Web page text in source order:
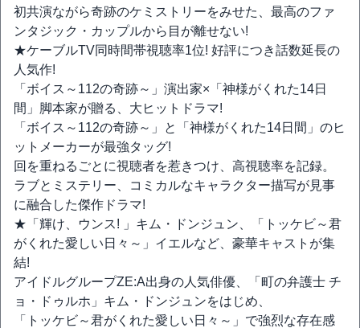
初共演ながら奇跡のケミストリーをみせた、最高のファ
ンタジック・カップルから目が離せない!
★ケーブルTV同時間帯視聴率1位! 好評につき話数延長の
人気作!
「ボイス～112の奇跡～」演出家×「神様がくれた14日
間」脚本家が贈る、大ヒットドラマ!
「ボイス～112の奇跡～」と「神様がくれた14日間」のヒ
ットメーカーが最強タッグ!
回を重ねるごとに視聴者を惹きつけ、高視聴率を記録。
ラブとミステリー、コミカルなキャラクター描写が見事
に融合した傑作ドラマ!
★「輝け、ウンス! 」キム・ドンジュン、「トッケビ～君
がくれた愛しい日々～」イエルなど、豪華キャストが集
結!
アイドルグループZE:A出身の人気俳優、「町の弁護士 チ
ョ・ドゥルホ」キム・ドンジュンをはじめ、
「トッケビ～君がくれた愛しい日々～」で強烈な存在感